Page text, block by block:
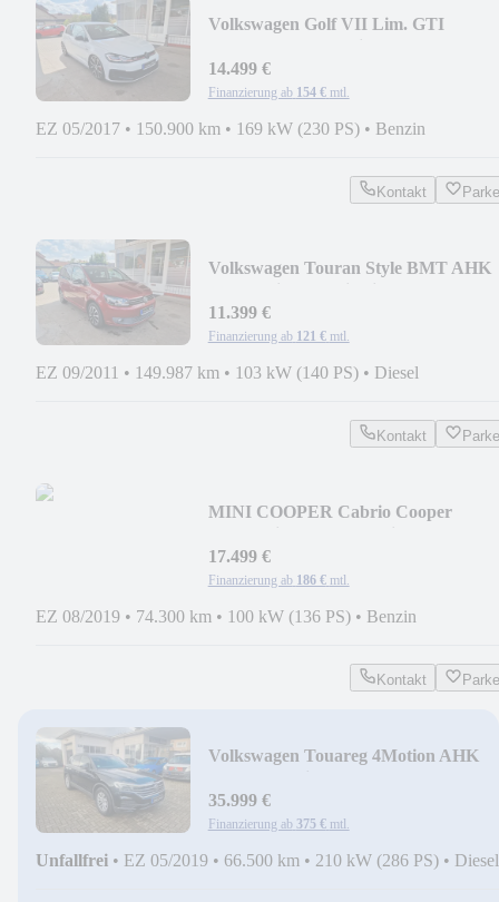
Volkswagen Golf VII Lim. GTI
14.499 €
Finanzierung ab 154 € mtl.
EZ 05/2017 • 150.900 km • 169 kW (230 PS) • Benzin
Kontakt
Volkswagen Touran Style BMT AHK
11.399 €
Finanzierung ab 121 € mtl.
EZ 09/2011 • 149.987 km • 103 kW (140 PS) • Diesel
Kontakt
MINI COOPER Cabrio Cooper
17.499 €
Finanzierung ab 186 € mtl.
EZ 08/2019 • 74.300 km • 100 kW (136 PS) • Benzin
Kontakt
Volkswagen Touareg 4Motion AHK
35.999 €
Finanzierung ab 375 € mtl.
Unfallfrei • EZ 05/2019 • 66.500 km • 210 kW (286 PS) • Diesel